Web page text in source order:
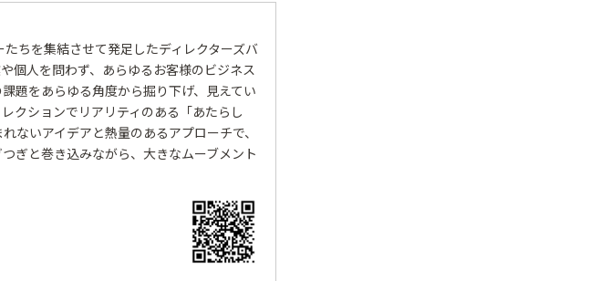
ちを集結させて発足したディレクターズバ
個人を問わず、あらゆるお客様のビジネス
題をあらゆる角度から掘り下げ、見えてい
クションでリアリティのある「あたらし
ないアイデアと熱量のあるアプローチで、
ぎと巻き込みながら、大きなムーブメント